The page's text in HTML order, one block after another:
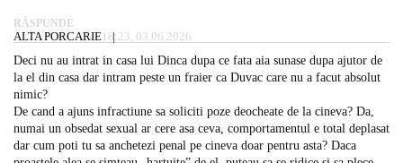
RĂSPUNDE
ALTA PORCARIE18:23, 03.06.2026
Deci nu au intrat in casa lui Dinca dupa ce fata aia sunase dupa ajutor de
la el din casa dar intram peste un fraier ca Duvac care nu a facut absolut
nimic?
De cand a ajuns infractiune sa soliciti poze deocheate de la cineva? Da,
numai un obsedat sexual ar cere asa ceva, comportamentul e total deplasat
dar cum poti tu sa anchetezi penal pe cineva doar pentru asta? Daca